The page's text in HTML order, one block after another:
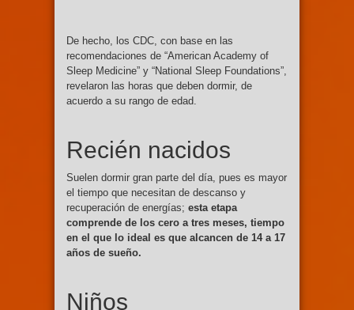
De hecho, los CDC, con base en las
recomendaciones de “American Academy of
Sleep Medicine” y “National Sleep Foundations”,
revelaron las horas que deben dormir, de
acuerdo a su rango de edad.
Recién nacidos
Suelen dormir gran parte del día, pues es mayor
el tiempo que necesitan de descanso y
recuperación de energías; esta etapa
comprende de los cero a tres meses, tiempo
en el que lo ideal es que alcancen de 14 a 17
años de sueño.
Niños